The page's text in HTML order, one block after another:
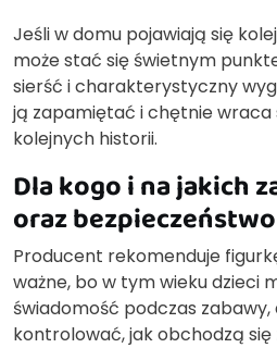
Jeśli w domu pojawiają się
może stać się świetnym
sierść i charakterystyczny
ją zapamiętać i chętnie wraca
kolejnych historii.
Dla kogo i na jakich
oraz bezpieczeństwo
Producent rekomenduje
ważne, bo w tym wieku dzieci
świadomość podczas
kontrolować, jak obchodzą się